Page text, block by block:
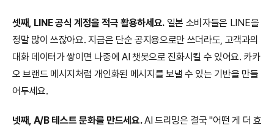
셋째, LINE 공식 계정을 적극 활용하세요. 일본 소비자들은 LINE을
정말 많이 쓰잖아요. 지금은 단순 공지용으로만 쓰더라도, 고객과의
대화 데이터가 쌓이면 나중에 AI 챗봇으로 진화시킬 수 있어요. 카카
오 브랜드 메시지처럼 개인화된 메시지를 보낼 수 있는 기반을 만들
어두세요.
넷째, A/B 테스트 문화를 만드세요. AI 드리밍은 결국 "어떤 게 더 효